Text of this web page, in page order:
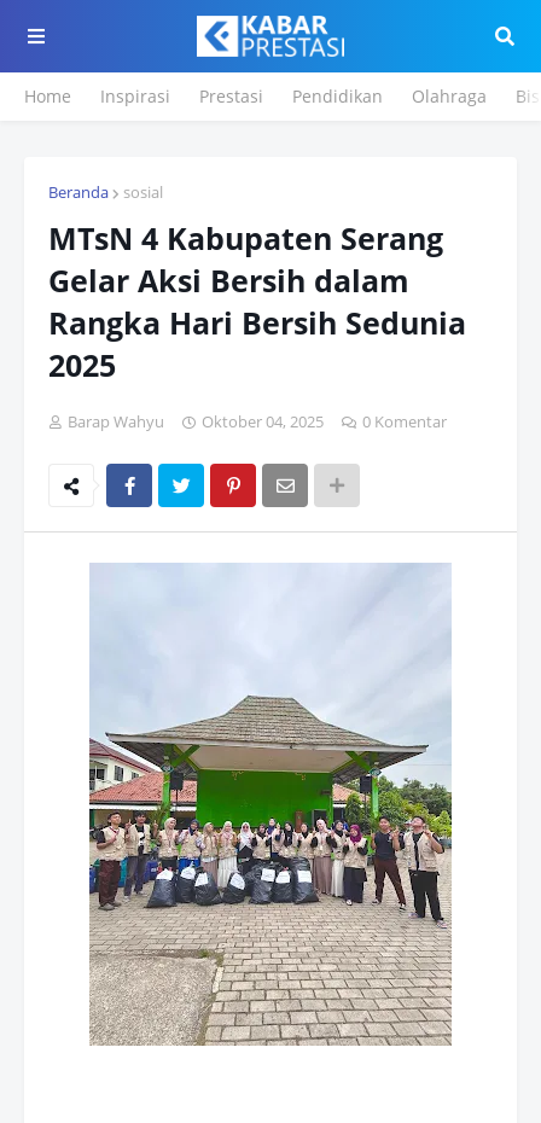
Home Inspirasi Prestasi Pendidikan Olahraga
Beranda sosial
MTsN 4 Kabupaten Serang
Gelar Aksi Bersih dalam
Rangka Hari Bersih Sedunia
2025
Barap Wahyu Oktober 04, 2025 0 Komentar